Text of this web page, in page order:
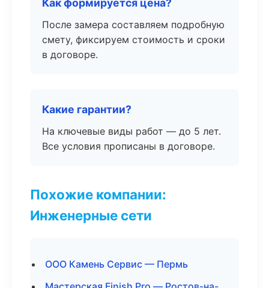
Как формируется цена?
После замера составляем подробную
смету, фиксируем стоимость и сроки
в договоре.
Какие гарантии?
На ключевые виды работ — до 5 лет.
Все условия прописаны в договоре.
Похожие компании:
Инженерные сети
ООО Камень Сервис — Пермь